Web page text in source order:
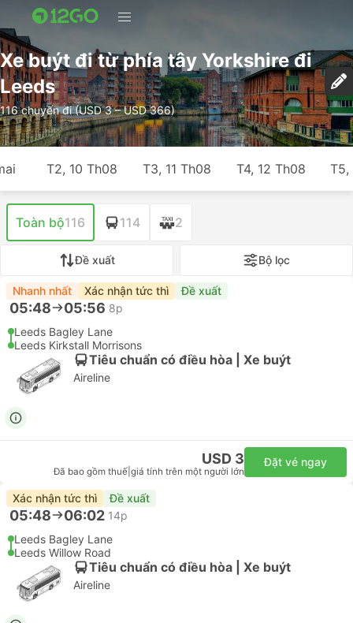
Xe buýt đi từ phía tây Yorkshire đi
Leeds
116 chuyến đi (USD 3 – USD 366)
T2, 10 Th08 T3, 11 Th08 T4, 12 Th08 T5,
Toàn bộ116 114 2
Đề xuất Bộ lọc
Nhanh nhất Xác nhận tức thì Đề xuất
05:48 05:56 8p
Leeds Bagley Lane
Leeds Kirkstall Morrisons
Tiêu chuẩn có điều hòa | Xe buýt
Aireline
USD 3
Đã bao gồm thuế giá tính trên một người lớn
Đặt vé ngay
Xác nhận tức thì Đề xuất
05:48 06:02 14p
Leeds Bagley Lane
Leeds Willow Road
Tiêu chuẩn có điều hòa | Xe buýt
Aireline